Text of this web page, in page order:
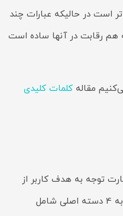
است در حالیکه عبارات چند
هم رقابت در آنها ساده است
مقاله کلمات کلیدی
توجه به هدف کاربر از